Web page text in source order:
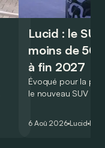
Lucid : le
moins de
à fin 2027
Évoqué pour la
le nouveau SUV
6 Aoû 2026 Lucid